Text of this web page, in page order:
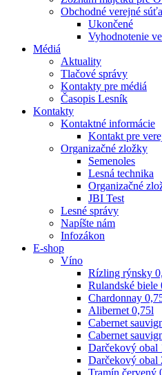
Obchodné verejné
Ukončené
Vyhodnotenie
Médiá
Aktuality
Tlačové správy
Kontakty pre médiá
Časopis Lesník
Kontakty
Kontaktné informácie
Kontakt pre
Organizačné zložky
Semenoles
Lesná technika
Organizačné
JBI Test
Lesné správy
Napíšte nám
Infozákon
E-shop
Víno
Rízling rýnsky
Rulandské biele
Chardonnay
Alibernet 0,75l
Cabernet
Cabernet
Darčekový obal
Darčekový obal
Tramín červený